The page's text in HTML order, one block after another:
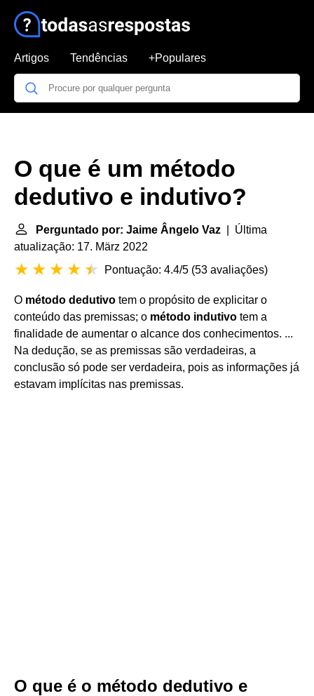
Artigos Tendências +Populares
O que é um método
dedutivo e indutivo?
Perguntado por: Jaime Ângelo Vaz | Última
atualização: 17. März 2022
Pontuação: 4.4/5 (53 avaliações)
O método dedutivo tem o propósito de explicitar o
conteúdo das premissas; o método indutivo tem a
finalidade de aumentar o alcance dos conhecimentos. ...
Na dedução, se as premissas são verdadeiras, a
conclusão só pode ser verdadeira, pois as informações já
estavam implícitas nas premissas.
O que é o método dedutivo e